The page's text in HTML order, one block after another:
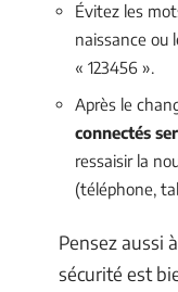
Évitez les
naissance ou
« 123456 ».
Après le
connectés
ressaisir la
(téléphone,
Pensez aussi
sécurité est